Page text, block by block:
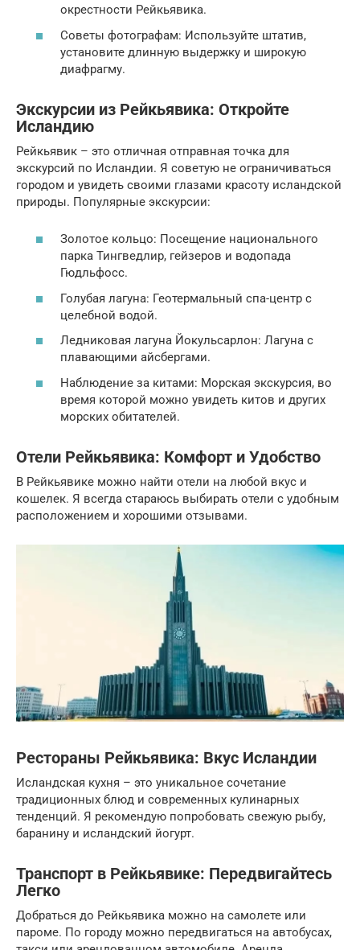
окрестности Рейкьявика.
Советы фотографам: Используйте штатив,
установите длинную выдержку и широкую
диафрагму.
Экскурсии из Рейкьявика: Откройте
Исландию
Рейкьявик – это отличная отправная точка для
экскурсий по Исландии. Я советую не ограничиваться
городом и увидеть своими глазами красоту исландской
природы. Популярные экскурсии:
Золотое кольцо: Посещение национального
парка Тингведлир, гейзеров и водопада
Гюдльфосс.
Голубая лагуна: Геотермальный спа-центр с
целебной водой.
Ледниковая лагуна Йокульсарлон: Лагуна с
плавающими айсбергами.
Наблюдение за китами: Морская экскурсия, во
время которой можно увидеть китов и других
морских обитателей.
Отели Рейкьявика: Комфорт и Удобство
В Рейкьявике можно найти отели на любой вкус и
кошелек. Я всегда стараюсь выбирать отели с удобным
расположением и хорошими отзывами.
Рестораны Рейкьявика: Вкус Исландии
Исландская кухня – это уникальное сочетание
традиционных блюд и современных кулинарных
тенденций. Я рекомендую попробовать свежую рыбу,
баранину и исландский йогурт.
Транспорт в Рейкьявике: Передвигайтесь
Легко
Добраться до Рейкьявика можно на самолете или
пароме. По городу можно передвигаться на автобусах,